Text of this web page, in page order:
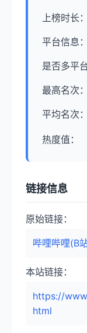
上榜时长：
平台信息：
是否多平台
最高名次：
平均名次：
热度值：
链接信息
原始链接：
哔哩哔哩(B
本站链接：
https://
html